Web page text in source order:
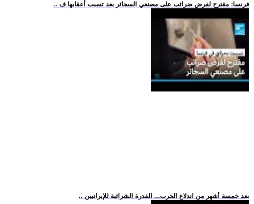
.. فرنسا: مقترح لفرض ضرائب على مصنعي السجائر بعد تسبب أعقابها ف
.. بعد خمسة أشهر من اندلاع الحرب... القدرة الشرائية للإيرانيين